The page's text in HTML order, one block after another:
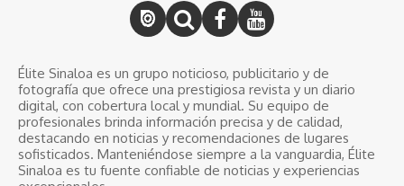
Élite Sinaloa es un grupo noticioso, publicitario y de
fotografía que ofrece una prestigiosa revista y un diario
digital, con cobertura local y mundial. Su equipo de
profesionales brinda información precisa y de calidad,
destacando en noticias y recomendaciones de lugares
sofisticados. Manteniéndose siempre a la vanguardia, Élite
Sinaloa es tu fuente confiable de noticias y experiencias